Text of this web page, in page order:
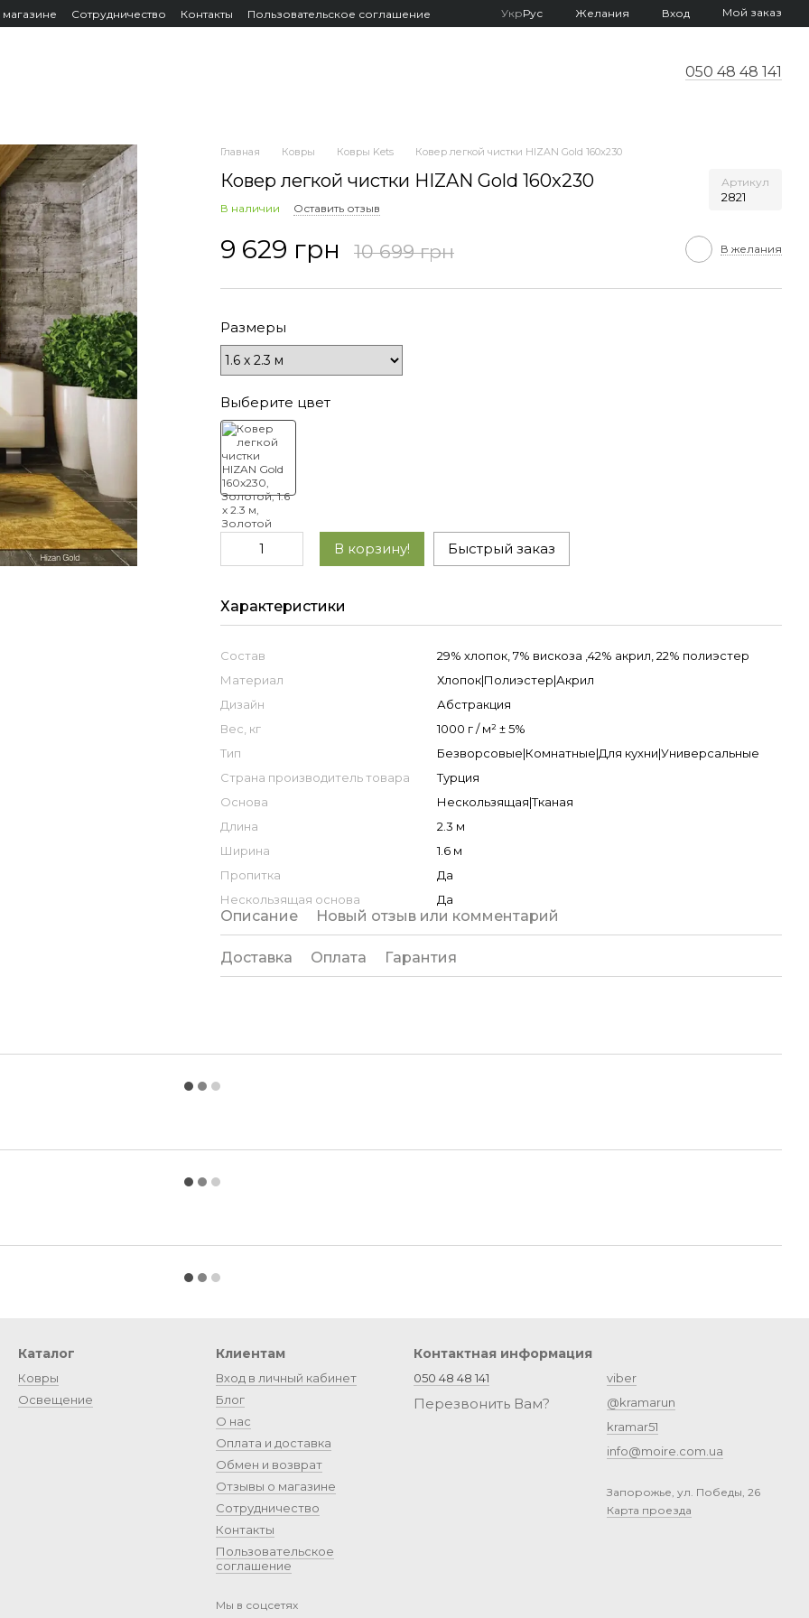
Сотрудничество Контакты Пользовательское соглашение УкрРус Желания Вход Мой заказ
050 48 48 141
Главная Ковры Ковры Kets Ковер легкой чистки HIZAN Gold 160x230
Ковер легкой чистки HIZAN Gold 160x230 Артикул
2821
В наличии Оставить отзыв
9 629 грн 10 699 грн В желания
Размеры
Выберите цвет
В корзину! Быстрый заказ
Характеристики
Состав
29% хлопок, 7% вискоза ,42% акрил, 22% полиэстер
Материал
Хлопок|Полиэстер|Акрил
Дизайн
Абстракция
Вес, кг
1000 г / м² ± 5%
Тип
Безворсовые|Комнатные|Для кухни|Универсальные
Страна производитель товара
Турция
Основа
Нескользящая|Тканая
Длина
2.3 м
Ширина
1.6 м
Пропитка
Да
Нескользящая основа
Да
Описание Новый отзыв или комментарий
Доставка Оплата Гарантия
Каталог
Ковры
Освещение
Клиентам
Вход в личный кабинет
Блог
О нас
Оплата и доставка
Обмен и возврат
Отзывы о магазине
Сотрудничество
Контакты
Пользовательское
соглашение
Мы в соцсетях
Контактная информация
050 48 48 141
Перезвонить Вам?
viber
@kramarun
kramar51
info@moire.com.ua
Запорожье, ул. Победы, 26
Карта проезда